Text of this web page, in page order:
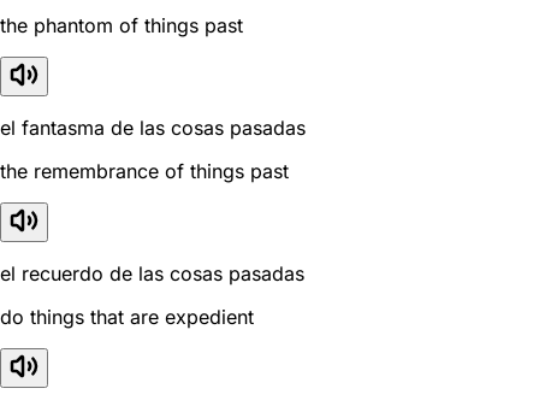
the phantom of things past
el fantasma de las cosas pasadas
the remembrance of things past
el recuerdo de las cosas pasadas
do things that are expedient